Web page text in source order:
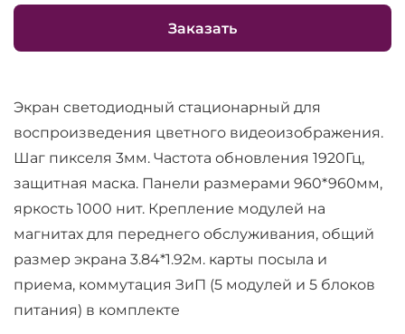
Заказать
Экран светодиодный стационарный для
воспроизведения цветного видеоизображения.
Шаг пикселя 3мм. Частота обновления 1920Гц,
защитная маска. Панели размерами 960*960мм,
яркость 1000 нит. Крепление модулей на
магнитах для переднего обслуживания, общий
размер экрана 3.84*1.92м. карты посыла и
приема, коммутация ЗиП (5 модулей и 5 блоков
питания) в комплекте